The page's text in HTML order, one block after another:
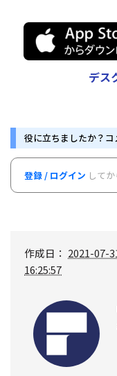
デス
役に立ちましたか？コ
登録 / ログイン して
作成日： 2021-07-
16:25:57